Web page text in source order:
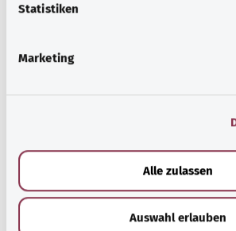
Statistiken
Marketing
Alle zulassen
Auswahl erlauben
hab’ ich? GmbH по поручению
здравоохранения).
Сервис